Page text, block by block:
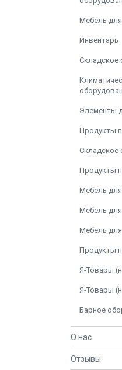
Мебель
Инвентарь
Складское
Элементы
Продукты
Складское
Продукты
Мебель
Мебель
Мебель
Продукты
Я-Товары
Я-Товары
Барное
О нас
Отзывы